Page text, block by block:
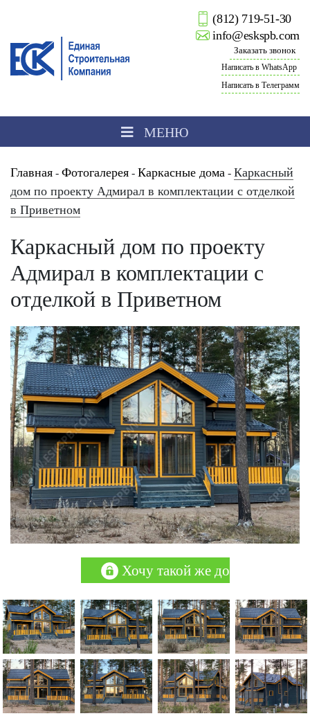
(812) 719-51-30
info@eskspb.com
Заказать звонок
Написать в WhatsApp
Написать в Телеграмм
МЕНЮ
Главная - Фотогалерея - Каркасные дома - Каркасный
дом по проекту Адмирал в комплектации с отделкой
в Приветном
Каркасный дом по проекту
Адмирал в комплектации с
отделкой в Приветном
Хочу такой же дом